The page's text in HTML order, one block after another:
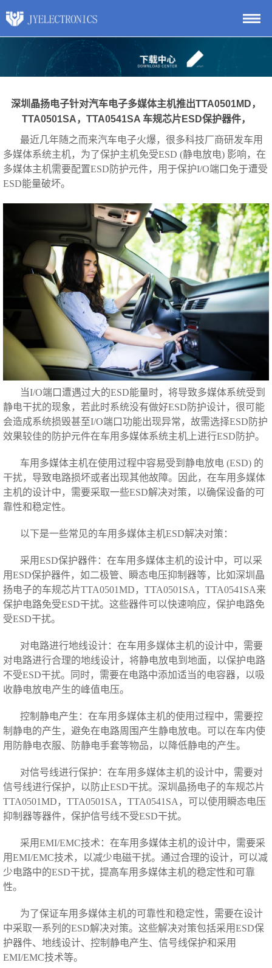
深圳晶扬电子针对汽车电子多媒体主机推出TTA0501MD，
TTA0501SA，TTA0541SA 车规芯片ESD保护器件，
最近几年随之而来汽车电子火爆，很多科技厂商研发车用
多媒体系统主机，为了保护主机免受ESD (静电放电) 影响，在
多媒体主机需要配置ESD防护元件，用于保护I/O端口免于遭受
ESD能量破坏。
当I/O端口遭遇过大的ESD能量时，将导致多媒体系统受到
静电干扰的现象， 若此时系统没有做好ESD防护设计，很可能
会造成系统损毁甚至I/O端口功能出现异常，故需选择ESD防护
效果较佳的防护元件在车用多媒体系统主机上进行ESD防护。
车用多媒体主机在使用过程中容易受到静电放电 (ESD) 的
干扰，导致电路损坏或者出现其他故障。因此，在车用多媒体
主机的设计中，需要采取一些ESD解决对策，以确保设备的可
靠性和稳定性。
以下是一些常见的车用多媒体主机ESD解决对策：
采用ESD保护器件：在车用多媒体主机的设计中，可以采
用ESD保护器件， 如二极管、瞬态电压抑制器等，比如深圳晶
扬电子的车规芯片TTA0501MD，TTA0501SA，TTA0541SA来
保护电路免受ESD干扰。这些器件可以快速响应，保护电路免
受ESD干扰。
对电路进行地线设计：在车用多媒体主机的设计中，需要
对电路进行合理的地线设计，将静电放电到地面，以保护电路
不受ESD干扰。同时，需要在电路中添加适当的电容器，以吸
收静电放电产生的峰值电压。
控制静电产生：在车用多媒体主机的使用过程中，需要控
制静电的产生，避免在电路周围产生静电放电。可以在车内使
用防静电衣服、防静电手套等物品，以降低静电的产生。
对信号线进行保护：在车用多媒体主机的设计中， 需要对
信号线进行保护，以防止ESD干扰。深圳晶扬电子的车规芯片
TTA0501MD，TTA0501SA，TTA0541SA，可以使用瞬态电压
抑制器等器件，保护信号线不受ESD干扰。
采用EMI/EMC技术：在车用多媒体主机的设计中，需要采
用EMI/EMC技术，以减少电磁干扰。通过合理的设计，可以减
少电路中的ESD干扰，提高车用多媒体主机的稳定性和可靠
性。
为了保证车用多媒体主机的可靠性和稳定性，需要在设计
中采取一系列的ESD解决对策。这些解决对策包括采用ESD保
护器件、地线设计、控制静电产生、信号线保护和采用
EMI/EMC技术等。